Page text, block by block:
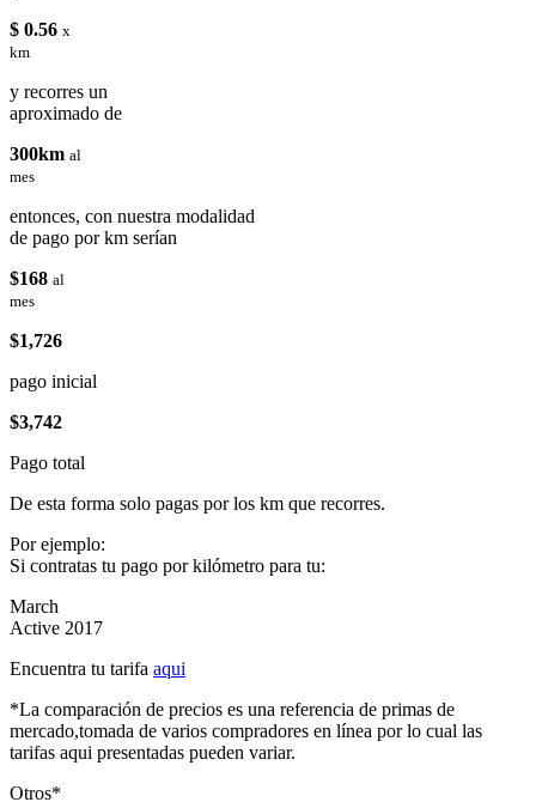
$ 0.56 x
km
y recorres un
aproximado de
300km al
mes
entonces, con nuestra modalidad
de pago por km serían
$168 al
mes
$1,726
pago inicial
$3,742
Pago total
De esta forma solo pagas por los km que recorres.
Por ejemplo:
Si contratas tu pago por kilómetro para tu:
March
Active 2017
Encuentra tu tarifa aqui
*La comparación de precios es una referencia de primas de
mercado,tomada de varios compradores en línea por lo cual las
tarifas aqui presentadas pueden variar.
Otros*